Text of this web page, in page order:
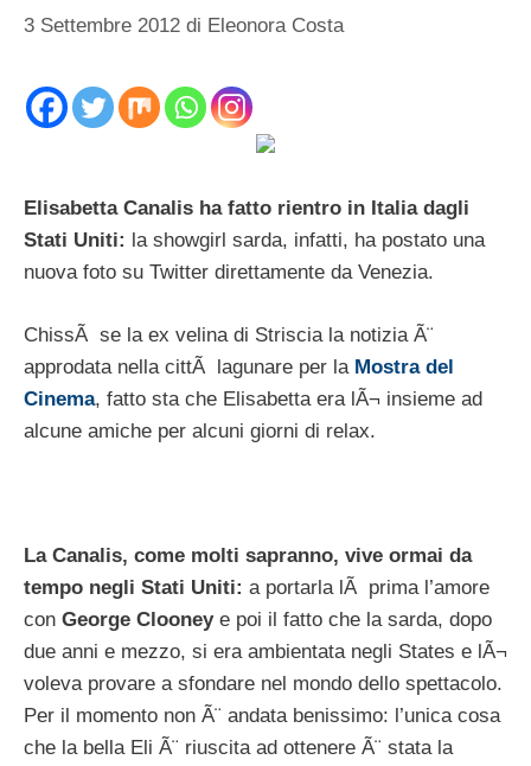
3 Settembre 2012 di Eleonora Costa
Elisabetta Canalis ha fatto rientro in Italia dagli
Stati Uniti: la showgirl sarda, infatti, ha postato una
nuova foto su Twitter direttamente da Venezia.
ChissÃ se la ex velina di Striscia la notizia Ã¨
approdata nella cittÃ lagunare per la Mostra del
Cinema, fatto sta che Elisabetta era lÃ¬ insieme ad
alcune amiche per alcuni giorni di relax.
La Canalis, come molti sapranno, vive ormai da
tempo negli Stati Uniti: a portarla lÃ prima l’amore
con George Clooneye poi il fatto che la sarda, dopo
due anni e mezzo, si era ambientata negli States e lÃ¬
voleva provare a sfondare nel mondo dello spettacolo.
Per il momento non Ã¨ andata benissimo: l’unica cosa
che la bella Eli Ã¨ riuscita ad ottenere Ã¨ stata la